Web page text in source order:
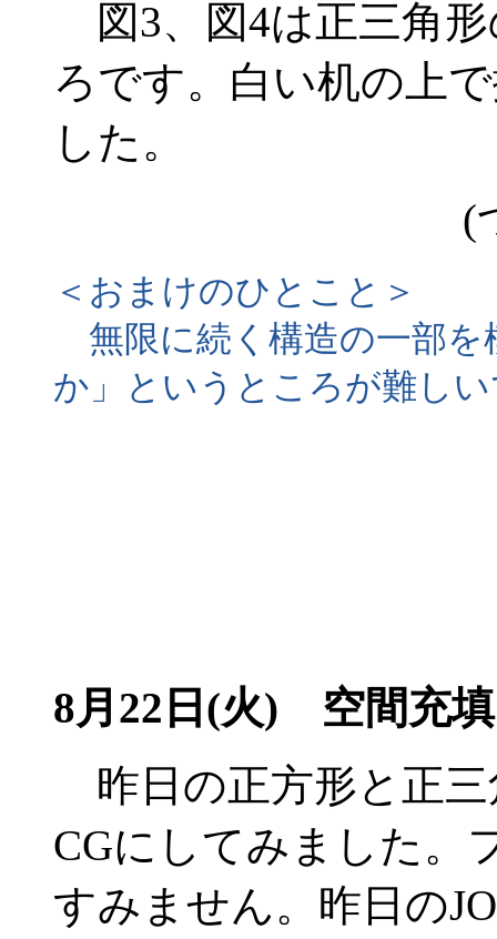
図3、図4は正三角
ろです。白い机の上
した。
(
＜おまけのひとこと＞
無限に続く構造の一部を
か」というところが難し
8月22日(火) 空間充填
昨日の正方形と正
CGにしてみました。
すみません。昨日の